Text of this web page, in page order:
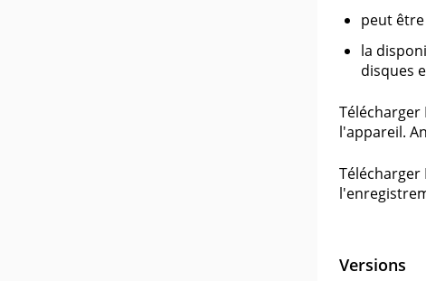
peut
la
disques
l'appareil.
Télécharger
Versions